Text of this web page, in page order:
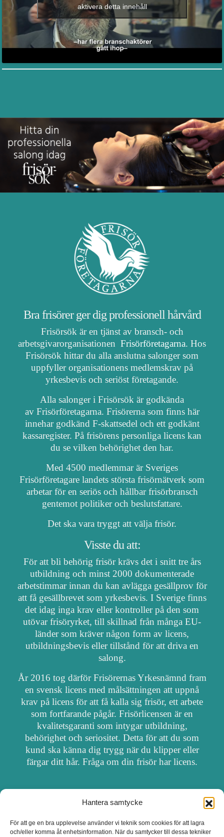
Hantera samtycke
För att ge en bra upplevelse använder vi teknik som cookies för att lagra
och/eller komma åt enhetsinformation. När du samtycker till dessa tekniker
aktivera detta innehåll
Bra frisörer ger dig professionell hårvård
Frisörsök är en tjänst av bransch- och
arbetsgivarorganisationen Frisörföretagarna. Hos
Frisörsök hittar du alla anslutna salonger som
uppfyller organisationens medlemskrav på
yrkesbevis och seriöst företagande.
Alla salonger i Frisörsök är godkända
av Frisörföretagarna. Frisörerna som finns här
innehar godkänd F-skattsedel och ett godkänt
kassaregister. På frisörens personliga licens kan
du se vilken behörighet den har.
Med 4500 medlemmar är Sveriges
Frisörföretagare landets största frisörnätverk som
arbetar för en seriös och hållbar frisörbransch
gentemot politiker och beslutsfattare.
Det ska vara tryggt att välja frisör.
Visste du att:
För att bli behörig frisör krävs det i snitt tre års
utbildning och minst 2000 dokumenterade
arbetstimmar innan du kan avlägga gesällprov för
att få gesällbrevet som yrkesbevis. I Sverige finns
det idag inga krav eller kontroller på den som
utövar frisöryrket, till skillnad från många EU-
länder som kräver någon form av licens,
utbildningsbevis eller tillstånd för att driva en
salong.
År 2016 tog därför Frisörernas Yrkesnämnd fram
en svensk licens med målsättningen att uppnå
krav på licens för att få kalla sig frisör, ett arbete
som fortfarande pågår. Frisörlicensen är en
kvalitetsgaranti som intygar utbildning,
behörighet och seriositet. Detta för att du som
kund ska känna dig trygg när du klipper eller
färgar ditt hår. Fråga om din frisör har licens.
OM FRISÖRSÖK